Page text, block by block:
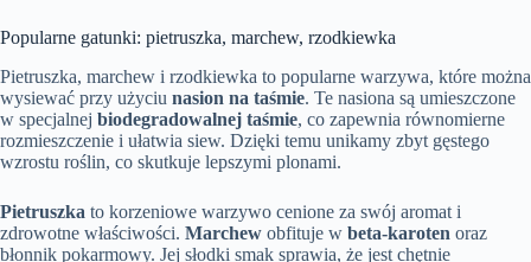
Popularne gatunki: pietruszka, marchew, rzodkiewka
Pietruszka, marchew i rzodkiewka to popularne warzywa, które można
wysiewać przy użyciu nasion na taśmie. Te nasiona są umieszczone
w specjalnej biodegradowalnej taśmie, co zapewnia równomierne
rozmieszczenie i ułatwia siew. Dzięki temu unikamy zbyt gęstego
wzrostu roślin, co skutkuje lepszymi plonami.
Pietruszka to korzeniowe warzywo cenione za swój aromat i
zdrowotne właściwości. Marchew obfituje w beta-karoten oraz
błonnik pokarmowy. Jej słodki smak sprawia, że jest chętnie